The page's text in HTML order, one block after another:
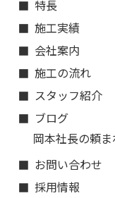
特長
施工実績
会社案内
施工の流れ
スタッフ紹介
ブログ
岡本社長の頼
お問い合わせ
採用情報